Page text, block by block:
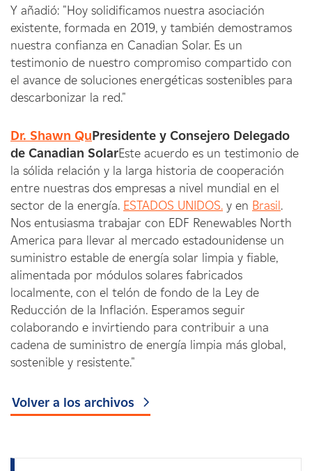
Y añadió: "Hoy solidificamos nuestra asociación
existente, formada en 2019, y también demostramos
nuestra confianza en Canadian Solar. Es un
testimonio de nuestro compromiso compartido con
el avance de soluciones energéticas sostenibles para
descarbonizar la red."
Dr. Shawn QuPresidente y Consejero Delegado
de Canadian SolarEste acuerdo es un testimonio de
la sólida relación y la larga historia de cooperación
entre nuestras dos empresas a nivel mundial en el
sector de la energía. ESTADOS UNIDOS. y en Brasil.
Nos entusiasma trabajar con EDF Renewables North
America para llevar al mercado estadounidense un
suministro estable de energía solar limpia y fiable,
alimentada por módulos solares fabricados
localmente, con el telón de fondo de la Ley de
Reducción de la Inflación. Esperamos seguir
colaborando e invirtiendo para contribuir a una
cadena de suministro de energía limpia más global,
sostenible y resistente."
Volver a los archivos